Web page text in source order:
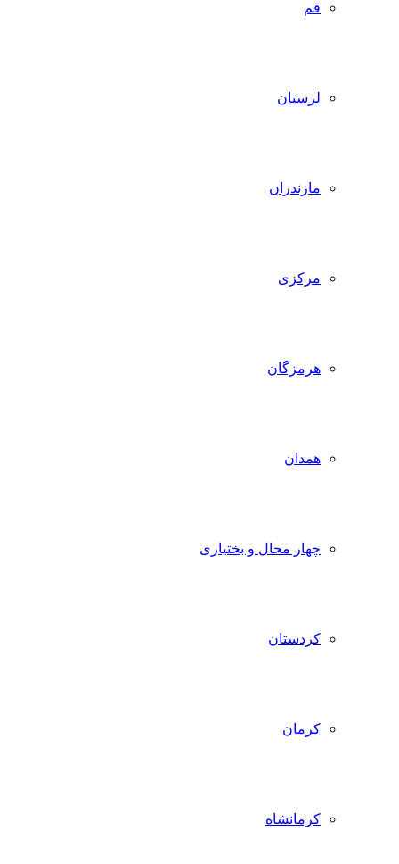
قم
لرستان
مازندران
مرکزی
هرمزگان
همدان
چهار محال و بختیاری
کردستان
کرمان
کرمانشاه